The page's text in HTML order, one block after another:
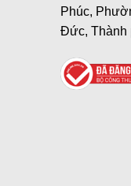
Phúc,
Đức, Thành